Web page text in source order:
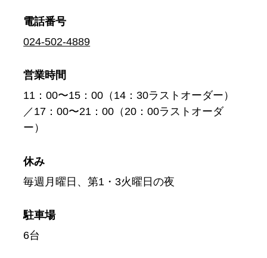
電話番号
024-502-4889
営業時間
11：00〜15：00（14：30ラストオーダー）
／17：00〜21：00（20：00ラストオーダ
ー）
休み
毎週月曜日、第1・3火曜日の夜
駐車場
6台